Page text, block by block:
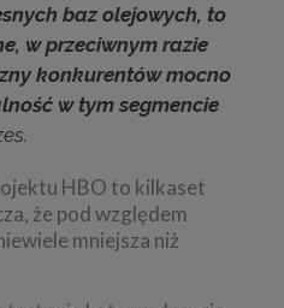
baz olejowych, to
w przeciwnym razie
konkurentów mocno
w tym segmencie
HBO to kilkaset
że pod względem
mniejsza niż